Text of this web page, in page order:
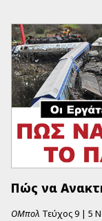
Πώς να
ΟΜπολ Τεύχος9 | 5